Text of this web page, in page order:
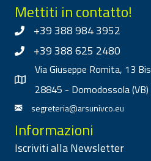
Mettiti in contatto!
+39 388 984 3952
+39 388 625 2480
Via Giuseppe Romita, 13 Bis
28845 - Domodossola (VB)
segreteria@arsunivco.eu
Informazioni
Iscriviti alla Newsletter